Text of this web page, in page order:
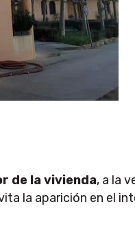
de la vivienda, a la
la aparición en el